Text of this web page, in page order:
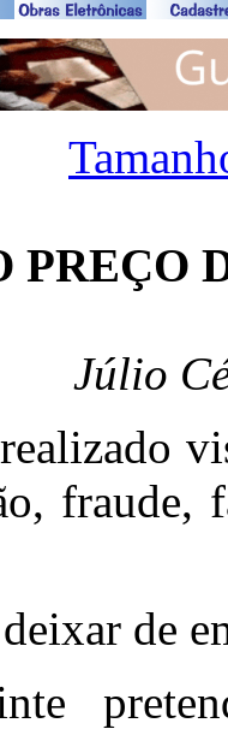
PREÇO
Júlio
fraude,
de